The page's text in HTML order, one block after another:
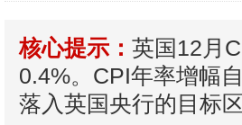
核心提示： 英国12月
0.4%。CPI年率增幅
落入英国央行的目标区